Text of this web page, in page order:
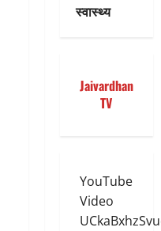
स्वास्थ्य
Jaivardhan
TV
YouTube
Video